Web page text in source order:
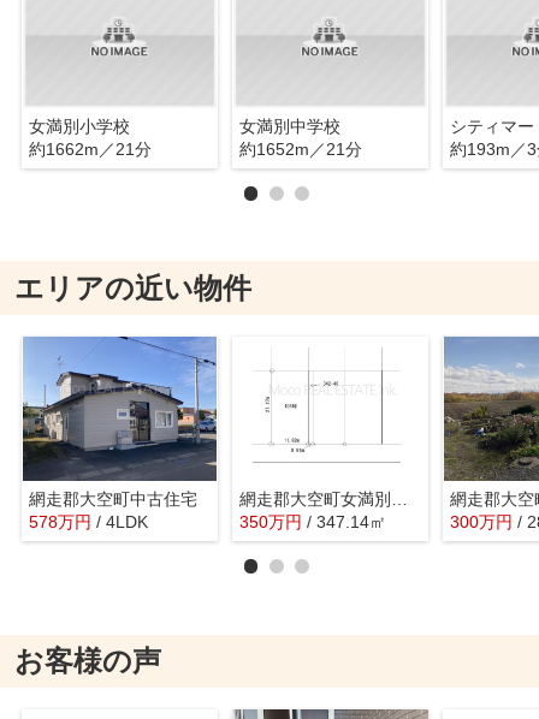
女満別小学校
約1662m／21分
女満別中学校
約1652m／21分
約193m／
エリアの近い物件
網走郡大空町中古住宅
578万円 / 4LDK
網走郡大空町女満別西5条土地
350万円 / 347.14㎡
網走郡大空
300万円 /
お客様の声